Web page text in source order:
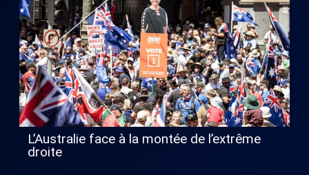
L’Australie face à la montée de l’extrême
droite